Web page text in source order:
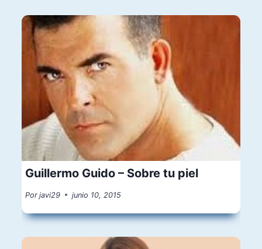
Guillermo Guido – Sobre tu piel
Por javi29 junio 10, 2015